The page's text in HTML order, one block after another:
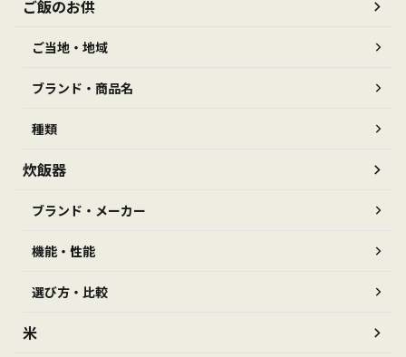
ご飯のお供
ご当地・地域
ブランド・商品名
種類
炊飯器
ブランド・メーカー
機能・性能
選び方・比較
米